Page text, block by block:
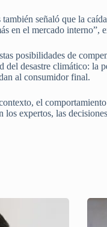
señaló que la
en el mercado interno”,
posibilidades de
del desastre climático: la
al consumidor final.
el
los expertos, las